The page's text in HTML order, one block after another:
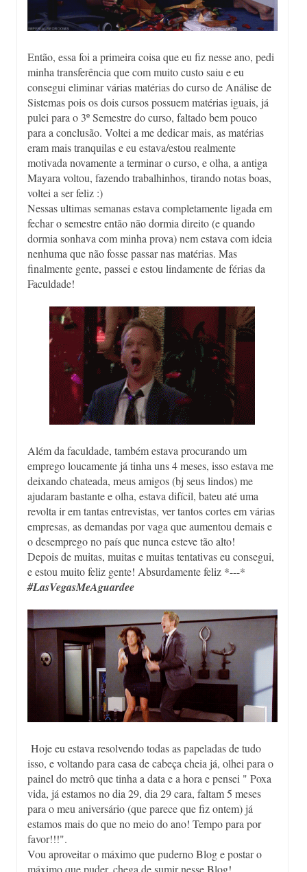
Então, essa foi a primeira coisa que eu fiz nesse ano, pedi
minha transferência que com muito custo saiu e eu
consegui eliminar várias matérias do curso de Análise de
Sistemas pois os dois cursos possuem matérias iguais, já
pulei para o 3º Semestre do curso, faltado bem pouco
para a conclusão. Voltei a me dedicar mais, as matérias
eram mais tranquilas e eu estava/estou realmente
motivada novamente a terminar o curso, e olha, a antiga
Mayara voltou, fazendo trabalhinhos, tirando notas boas,
voltei a ser feliz :)
Nessas ultimas semanas estava completamente ligada em
fechar o semestre então não dormia direito (e quando
dormia sonhava com minha prova) nem estava com ideia
nenhuma que não fosse passar nas matérias. Mas
finalmente gente, passei e estou lindamente de férias da
Faculdade!
Além da faculdade, também estava procurando um
emprego loucamente já tinha uns 4 meses, isso estava me
deixando chateada, meus amigos (bj seus lindos) me
ajudaram bastante e olha, estava difícil, bateu até uma
revolta ir em tantas entrevistas, ver tantos cortes em várias
empresas, as demandas por vaga que aumentou demais e
o desemprego no país que nunca esteve tão alto!
Depois de muitas, muitas e muitas tentativas eu consegui,
e estou muito feliz gente! Absurdamente feliz *---*
#LasVegasMeAguardee
Hoje eu estava resolvendo todas as papeladas de tudo
isso, e voltando para casa de cabeça cheia já, olhei para o
painel do metrô que tinha a data e a hora e pensei " Poxa
vida, já estamos no dia 29, dia 29 cara, faltam 5 meses
para o meu aniversário (que parece que fiz ontem) já
estamos mais do que no meio do ano! Tempo para por
favor!!!".
Vou aproveitar o máximo que puderno Blog e postar o
máximo que puder, chega de sumir nesse Blog!